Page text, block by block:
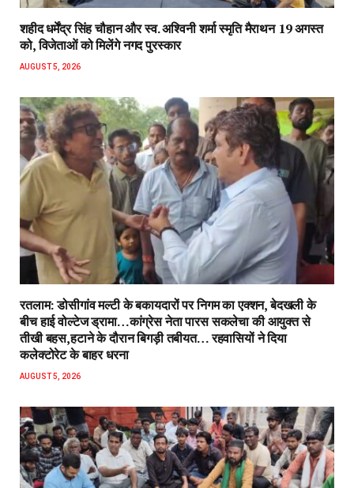
शहीद धर्मेंद्र सिंह चौहान और स्व. अश्विनी शर्मा स्मृति मैराथन 19 अगस्त
को, विजेताओं को मिलेंगे नगद पुरस्कार
AUGUST 5, 2026
रतलाम: डोसीगांव मल्टी के बकायदारों पर निगम का एक्शन, बेदखली के
बीच हाई वोल्टेज ड्रामा…कांग्रेस नेता पारस सकलेचा की आयुक्त से
तीखी बहस,हटाने के दौरान बिगड़ी तबीयत… रहवासियों ने दिया
कलेक्टोरेट के बाहर धरना
AUGUST 5, 2026